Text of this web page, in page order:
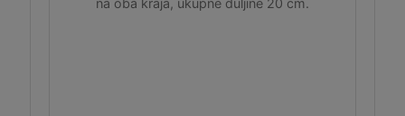
na oba kraja, ukupne duljine 20 cm.